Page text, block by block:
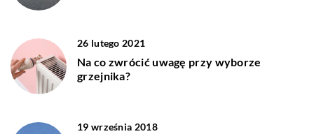
26 lutego 2021
Na co zwrócić uwagę przy wyborze
grzejnika?
19 września 2018